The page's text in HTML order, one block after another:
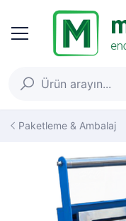
Paketleme & Ambalaj